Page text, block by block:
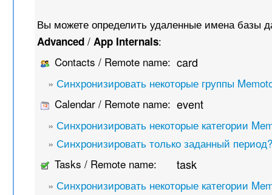
Вы можете определить удаленные имена базы
Advanced /App Internals:
Contacts / Remote name: card
»Синхронизировать некоторые группы
Calendar / Remote name: event
»Синхронизировать некоторые категории
»Синхронизировать только заданный
Tasks / Remote name:
task
»Синхронизировать некоторые категории